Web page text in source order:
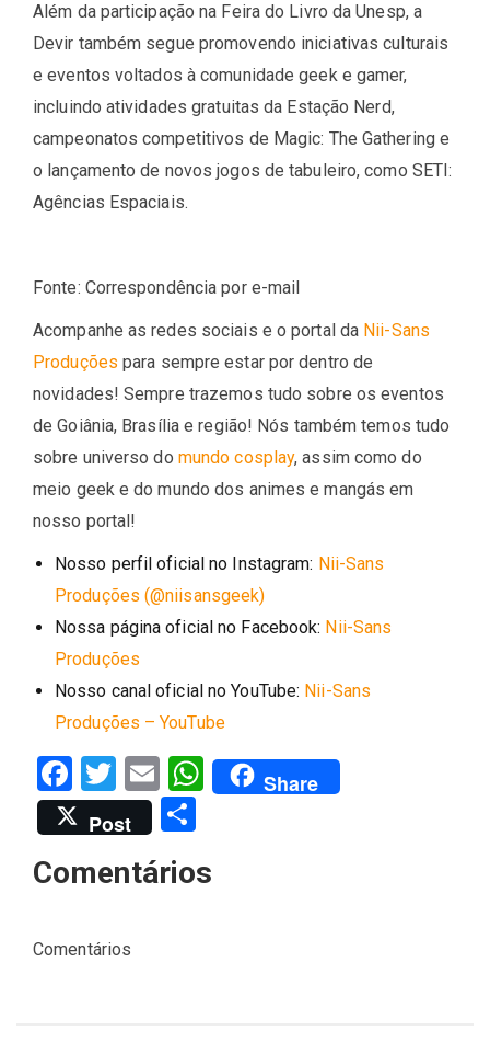
Além da participação na Feira do Livro da Unesp, a
Devir também segue promovendo iniciativas culturais
e eventos voltados à comunidade geek e gamer,
incluindo atividades gratuitas da Estação Nerd,
campeonatos competitivos de Magic: The Gathering e
o lançamento de novos jogos de tabuleiro, como SETI:
Agências Espaciais.
Fonte: Correspondência por e-mail
Acompanhe as redes sociais e o portal da Nii-Sans
Produções para sempre estar por dentro de
novidades! Sempre trazemos tudo sobre os eventos
de Goiânia, Brasília e região! Nós também temos tudo
sobre universo do mundo cosplay, assim como do
meio geek e do mundo dos animes e mangás em
nosso portal!
Nosso perfil oficial no Instagram: Nii-Sans
Produções (@niisansgeek)
Nossa página oficial no Facebook: Nii-Sans
Produções
Nosso canal oficial no YouTube: Nii-Sans
Produções – YouTube
Facebook
Twitter
EmailWhatsApp
Share
Post
Comentários
Comentários